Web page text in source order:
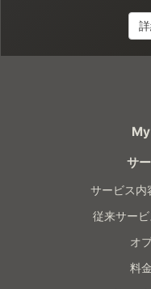
サ
サービス内
従来サービ
オ
料